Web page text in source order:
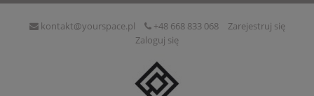
kontakt@yourspace.pl +48 668 833 068
Zarejestruj się
Zaloguj się